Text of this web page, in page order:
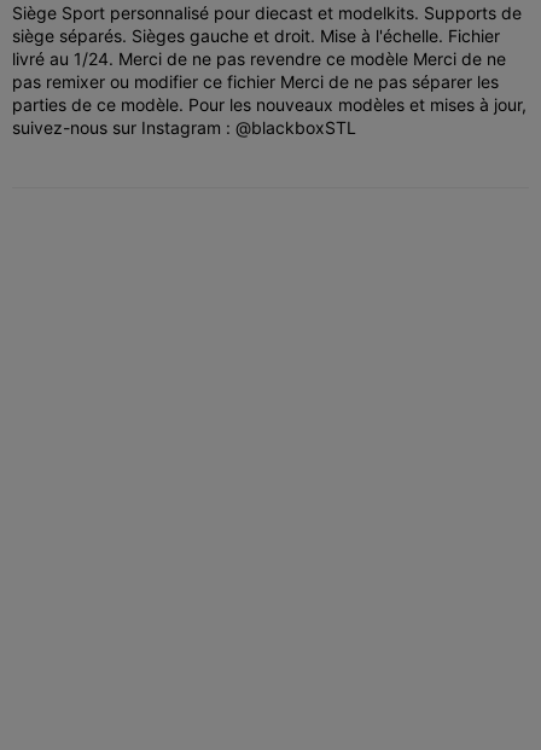
Siège Sport personnalisé pour diecast et modelkits. Supports de
siège séparés. Sièges gauche et droit. Mise à l'échelle. Fichier
livré au 1/24. Merci de ne pas revendre ce modèle Merci de ne
pas remixer ou modifier ce fichier Merci de ne pas séparer les
parties de ce modèle. Pour les nouveaux modèles et mises à jour,
suivez-nous sur Instagram : @blackboxSTL